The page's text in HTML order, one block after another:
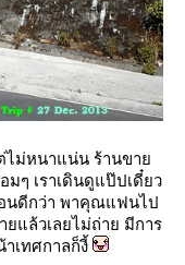
ไม่หนาแน่น ร้านขา
ๆ เราเดินดูแป๊ปเดี๋ยว
นดีกว่า พาคุณแฟนไป
ยแล้วเลยไม่ถ่าย มีการ
เทศกาลก็งี้